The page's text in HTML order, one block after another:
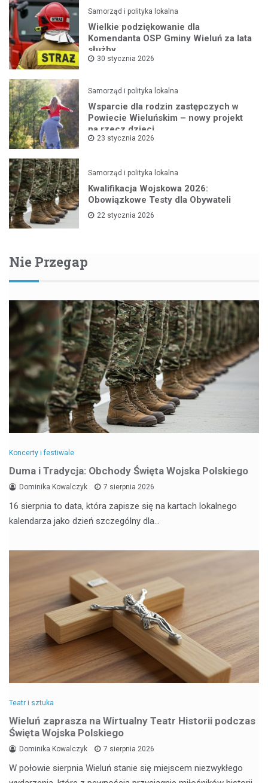
Samorząd i polityka lokalna
Wielkie podziękowanie dla
Komendanta OSP Gminy Wieluń za lata
służby
30 stycznia 2026
Samorząd i polityka lokalna
Wsparcie dla rodzin zastępczych w
Powiecie Wieluńskim – nowy projekt
na rzecz dzieci
23 stycznia 2026
Samorząd i polityka lokalna
Kwalifikacja Wojskowa 2026:
Obowiązkowe Testy dla Obywateli
22 stycznia 2026
Nie Przegap
Koncerty i festiwale
Duma i Tradycja: Obchody Święta Wojska Polskiego
Dominika Kowalczyk 7 sierpnia 2026
16 sierpnia to data, która zapisze się na kartach lokalnego
kalendarza jako dzień szczególny dla…
Teatr i sztuka
Wieluń zaprasza na Wirtualny Teatr Historii podczas
Święta Wojska Polskiego
Dominika Kowalczyk 7 sierpnia 2026
W połowie sierpnia Wieluń stanie się miejscem niezwykłego